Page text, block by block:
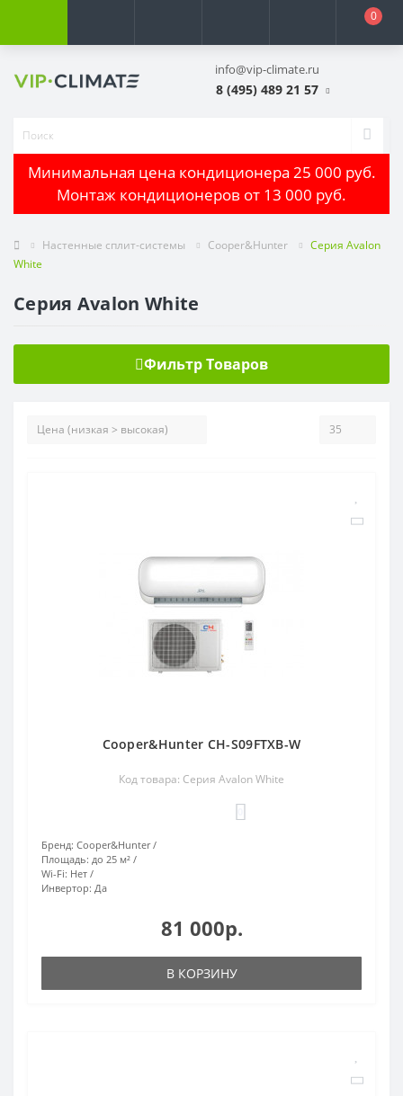
0
info@vip-climate.ru
8 (495) 489 21 57
Минимальная цена кондиционера 25 000 руб.
Монтаж кондиционеров от 13 000 руб.
Настенные сплит-системы Cooper&Hunter
Cерия Avalon
White
Cерия Avalon White
Фильтр Товаров
Cooper&Hunter CH-S09FTXB-W
Код товара: Cерия Avalon White
Бренд: Cooper&Hunter
Площадь: до 25 м²
Wi-Fi: Нет
Инвертор: Да
81 000р.
В КОРЗИНУ